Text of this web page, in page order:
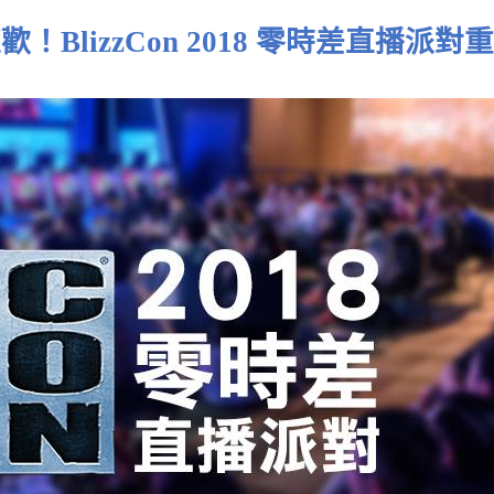
！ BlizzCon 2018 零時差直播派對